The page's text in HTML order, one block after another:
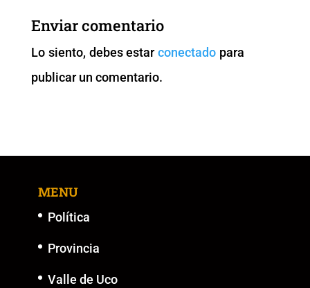
b
o
o
k
A
p
p k
er
Enviar comentario
Lo siento, debes estarconectado para
publicar un comentario.
MENU
Política
Provincia
Valle de Uco